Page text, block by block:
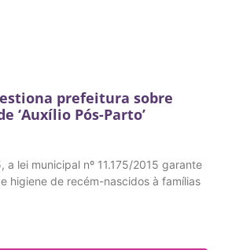
prefeitura sobre
‘Auxílio Pós-Parto’
a lei municipal nº 11.175/2015 garante
higiene de recém-nascidos à famílias